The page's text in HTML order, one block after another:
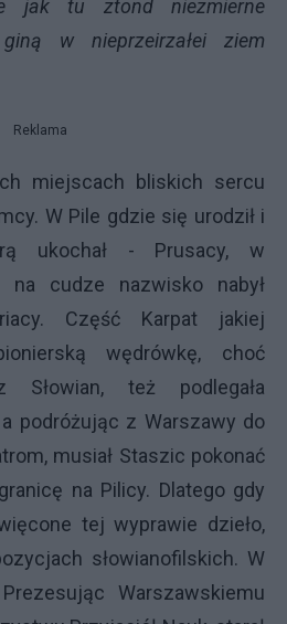
jak tu ztond niezmierne
w nieprzeirzałei ziem
Reklama
miejscach bliskich sercu
W Pile gdzie się urodził i
ukochał - Prusacy, w
na cudze nazwisko nabył
Część Karpat jakiej
wędrówkę, choć
Słowian, też podlegała
podróżując z Warszawy do
musiał Staszic pokonać
na Pilicy. Dlatego gdy
tej wyprawie dzieło,
słowianofilskich. W
Warszawskiemu